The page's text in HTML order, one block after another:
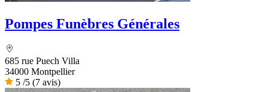
Pompes Funèbres Générales
685 rue Puech Villa
34000 Montpellier
5 /5 (7 avis)